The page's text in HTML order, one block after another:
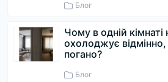
Блог
Чому в одній кімнаті
охолоджує відмінно,
погано?
Блог